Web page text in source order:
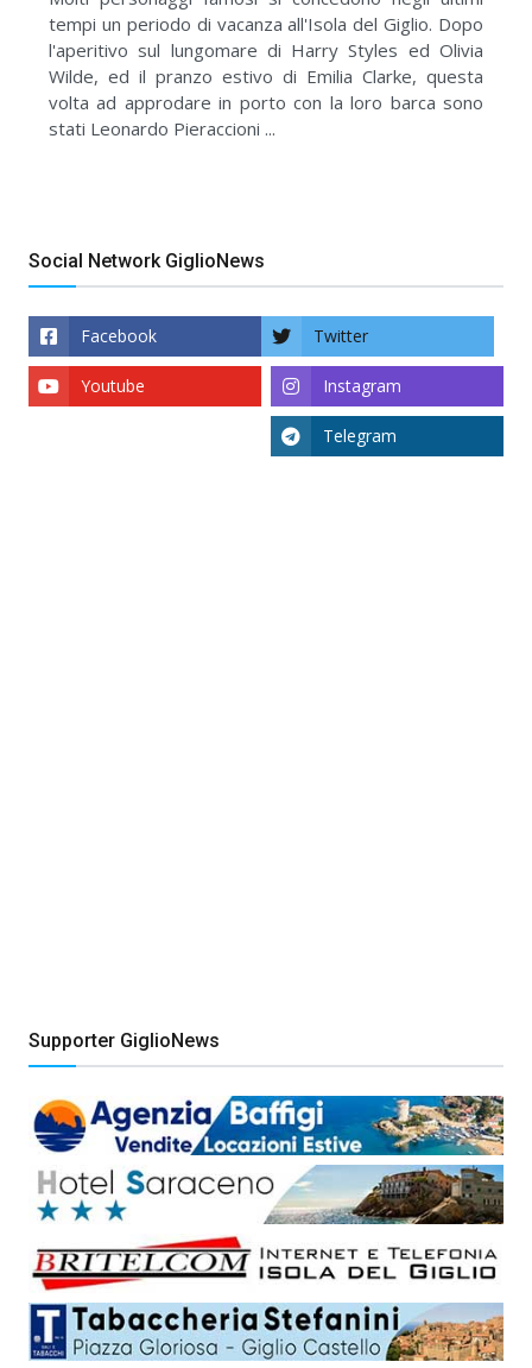
tempi un periodo di vacanza all'Isola del Giglio. Dopo
l'aperitivo sul lungomare di Harry Styles ed Olivia
Wilde, ed il pranzo estivo di Emilia Clarke, questa
volta ad approdare in porto con la loro barca sono
stati Leonardo Pieraccioni ...
Social Network GiglioNews
Facebook Twitter
Instagram
Youtube
Telegram
Supporter GiglioNews